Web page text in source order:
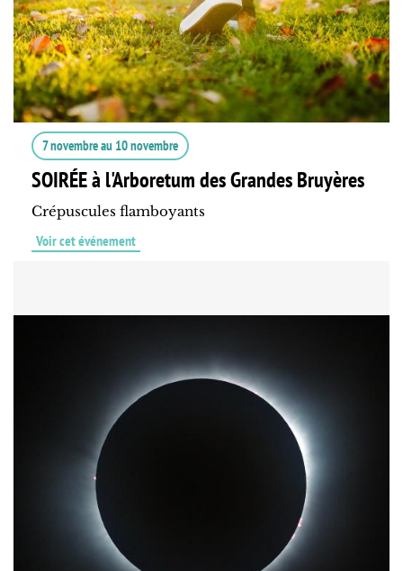
7 novembreau 10 novembre
SOIRÉE à l'Arboretum des Grandes Bruyères
Crépuscules flamboyants
Voir cet événement